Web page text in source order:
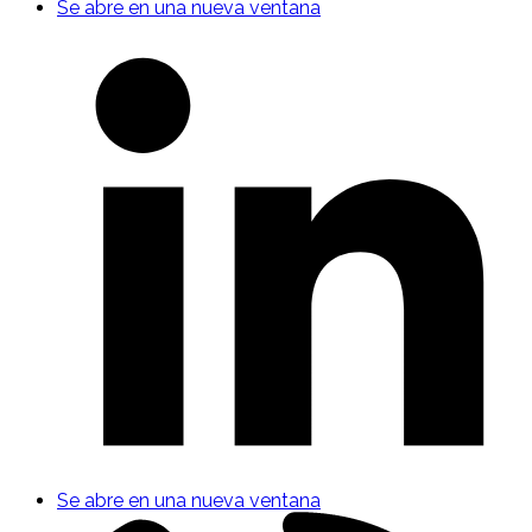
Se abre en una nueva ventana
Se abre en una nueva ventana